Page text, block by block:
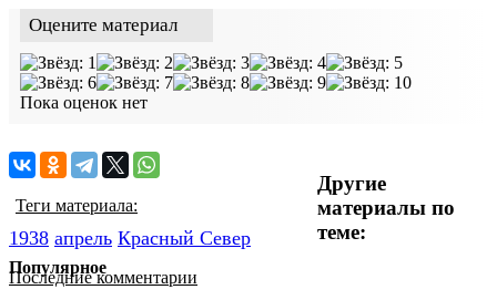
Оцените материал
Пока оценок нет
Другие
материалы по
теме:
Теги материала:
1938 апрель Красный Cевер
Последние комментарии
Популярное